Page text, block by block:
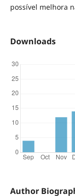
possível melhora
Downloads
Author